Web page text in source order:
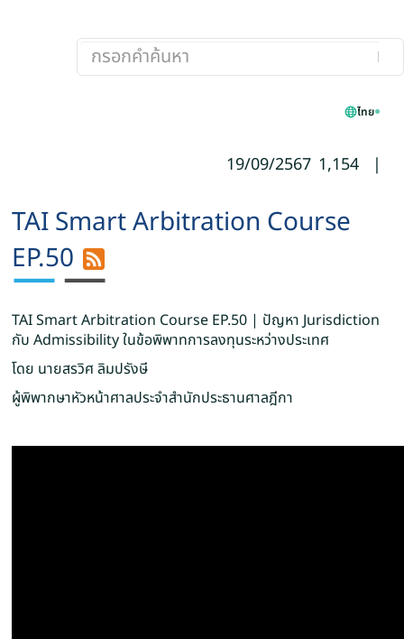
ไทย
TAI Smart Arbitration Course
EP.50
19/09/2567 1,154 |
TAI Smart Arbitration Course EP.50 | ปัญหา Jurisdiction
กับ Admissibility ในข้อพิพาทการลงทุนระหว่างประเทศ
โดย นายสรวิศ ลิมปรังษี
ผู้พิพากษาหัวหน้าศาลประจำสำนักประธานศาลฎีกา